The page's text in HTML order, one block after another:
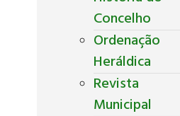
Concelho
Ordenação
Heráldica
Revista
Municipal